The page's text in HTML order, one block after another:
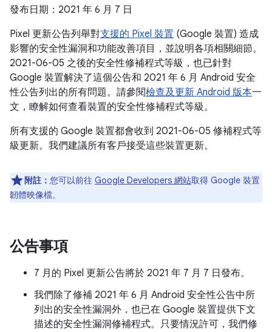
發布日期：2021 年 6 月 7 日
Pixel 更新公告列舉對支援的 Pixel 裝置 (Google 裝置) 造成
影響的安全性漏洞和功能改善項目，並說明各項相關細節。
2021-06-05 之後的安全性修補程式等級，也已針對
Google 裝置解決了這個公告和 2021 年 6 月 Android 安全
性公告列出的所有問題。請參閱檢查及更新 Android 版本一
文，瞭解如何查看裝置的安全性修補程式等級。
所有支援的 Google 裝置都會收到 2021-06-05 修補程式等
級更新。我們建議所有客戶接受這些裝置更新。
附註： 您可以前往 Google Developers 網站取得 Google 裝置
韌體映像檔。
公告事項
7 月的 Pixel 更新公告將於 2021 年 7 月 7 日發布。
我們除了修補 2021 年 6 月 Android 安全性公告中所
列出的安全性漏洞外，也已在 Google 裝置提供下文
描述的安全性漏洞修補程式。只要情況許可，我們修